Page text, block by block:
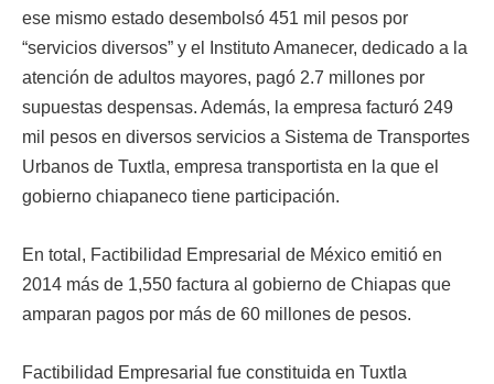
ese mismo estado desembolsó 451 mil pesos por
“servicios diversos” y el Instituto Amanecer, dedicado a la
atención de adultos mayores, pagó 2.7 millones por
supuestas despensas. Además, la empresa facturó 249
mil pesos en diversos servicios a Sistema de Transportes
Urbanos de Tuxtla, empresa transportista en la que el
gobierno chiapaneco tiene participación.
En total, Factibilidad Empresarial de México emitió en
2014 más de 1,550 factura al gobierno de Chiapas que
amparan pagos por más de 60 millones de pesos.
Factibilidad Empresarial fue constituida en Tuxtla